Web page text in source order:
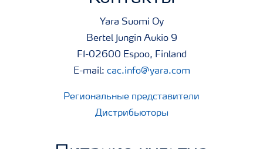
Yara Suomi Oy
Bertel Jungin Aukio 9
FI-02600 Espoo, Finland
E-mail: cac.info@yara.com
Региональные представители
Дистрибьюторы